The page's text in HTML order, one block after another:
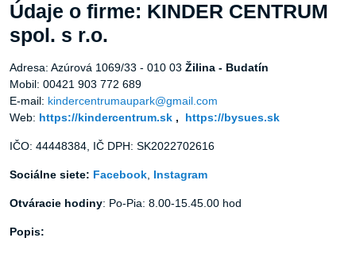
Údaje o firme: KINDER CENTRUM
spol. s r.o.
Adresa: Azúrová 1069/33 - 010 03 Žilina - Budatín
Mobil: 00421 903 772 689
E-mail: kindercentrumaupark@gmail.com
Web: https://kindercentrum.sk , https://bysues.sk
IČO: 44448384, IČ DPH: SK2022702616
Sociálne siete: Facebook, Instagram
Otváracie hodiny: Po-Pia: 8.00-15.45.00 hod
Popis: